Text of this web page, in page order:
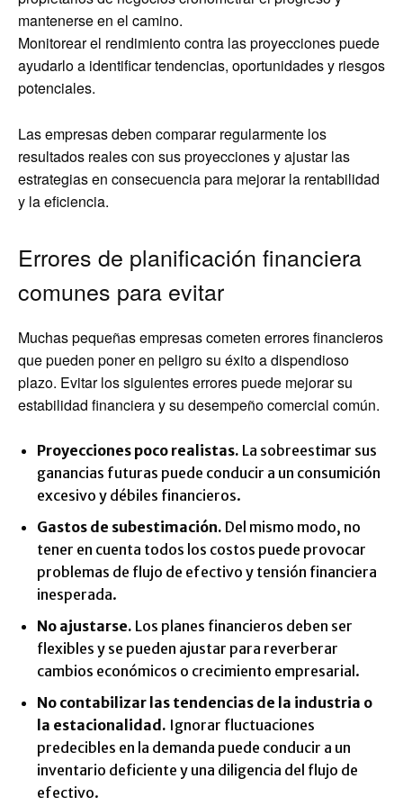
mantenerse en el camino.
Monitorear el rendimiento contra las proyecciones puede
ayudarlo a identificar tendencias, oportunidades y riesgos
potenciales.
Las empresas deben comparar regularmente los
resultados reales con sus proyecciones y ajustar las
estrategias en consecuencia para mejorar la rentabilidad
y la eficiencia.
Errores de planificación financiera
comunes para evitar
Muchas pequeñas empresas cometen errores financieros
que pueden poner en peligro su éxito a dispendioso
plazo. Evitar los siguientes errores puede mejorar su
estabilidad financiera y su desempeño comercial común.
Proyecciones poco realistas. La sobreestimar sus
ganancias futuras puede conducir a un consumición
excesivo y débiles financieros.
Gastos de subestimación. Del mismo modo, no
tener en cuenta todos los costos puede provocar
problemas de flujo de efectivo y tensión financiera
inesperada.
No ajustarse. Los planes financieros deben ser
flexibles y se pueden ajustar para reverberar
cambios económicos o crecimiento empresarial.
No contabilizar las tendencias de la industria o
la estacionalidad. Ignorar fluctuaciones
predecibles en la demanda puede conducir a un
inventario deficiente y una diligencia del flujo de
efectivo.